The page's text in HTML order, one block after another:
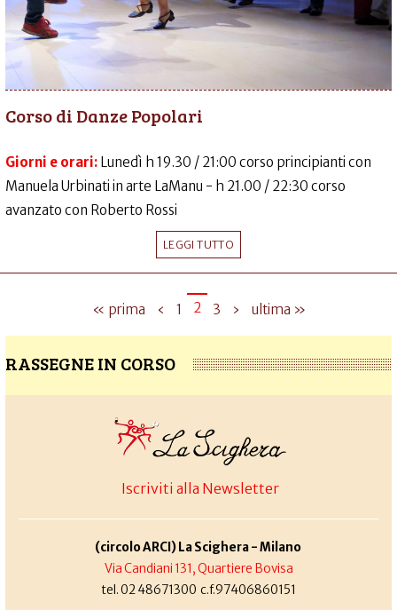
Corso di Danze Popolari
Giorni e orari: Lunedì h 19.30 / 21:00 corso principianti con
Manuela Urbinati in arte LaManu - h 21.00 / 22:30 corso
avanzato con Roberto Rossi
LEGGI TUTTO
« prima ‹ 1 2 3 › ultima »
RASSEGNE IN CORSO
Iscriviti alla Newsletter
(circolo ARCI) La Scighera - Milano
Via Candiani 131, Quartiere Bovisa
tel. 02 48671300 c.f.97406860151